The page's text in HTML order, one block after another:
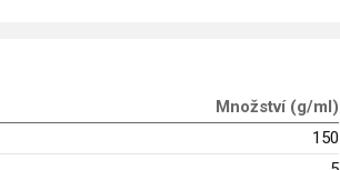
Množství (g/ml)
150